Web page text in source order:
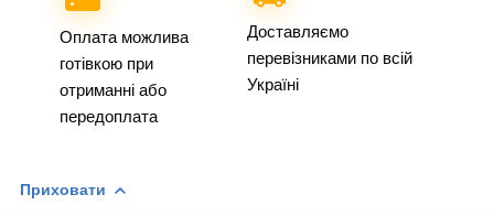
Оплата можлива
готівкою при
отриманні або
передоплата
Доставляємо
перевізниками по всій
Україні
Приховати